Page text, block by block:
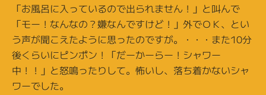
「お風呂に入っているので出られません！」と叫んで
「モー！なんなの？嫌なんですけど！」外でＯＫ、とい
う声が聞こえたように思ったのですが。・・・また10分
後くらいにピンポン！「だーかーらー！シャワー
中！！」と怒鳴ったりして。怖いし、落ち着かないシャ
ワーでした。